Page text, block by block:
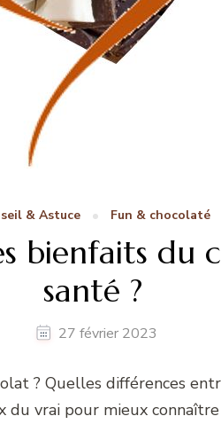
& Astuce Fun & chocolaté
bienfaits du
santé ?
27 février 2023
? Quelles différences
vrai pour mieux